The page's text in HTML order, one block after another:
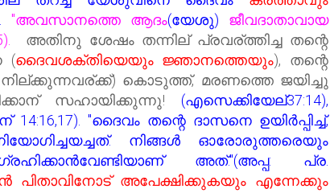
"അവസാനത്തെ ആദം(യേശു) ജീവദാതാവായ
അതിനു ശേഷം തന്നില് പ്രവര്ത്തിച്ച തന്റെ
(ദൈവശക്തിയെയും ജ്ഞാനത്തെയും), തന്റെ
കൊടുത്ത്, മരണത്തെ ജയിച്ചു
സഹായിക്കുന്നു! (എസെക്കിയേല്37:14),
"ദൈവം തന്റെ ദാസനെ ഉയിര്‍പ്പിച്ച്,
നിങ്ങള്‍ ഓരോരുത്തരെയും
അത്."(അപ്പ: പ്ര.
പിതാവിനോട് അപേക്ഷിക്കുകയും എന്നേക്കും